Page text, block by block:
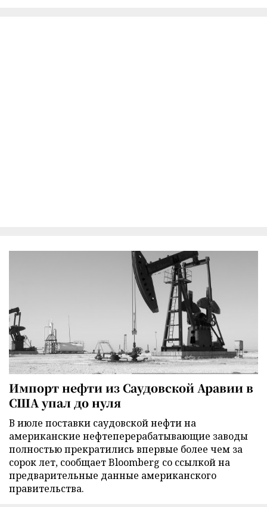
Импорт нефти из Саудовской Аравии в
США упал до нуля
В июле поставки саудовской нефти на
американские нефтеперерабатывающие заводы
полностью прекратились впервые более чем за
сорок лет, сообщает Bloomberg со ссылкой на
предварительные данные американского
правительства.